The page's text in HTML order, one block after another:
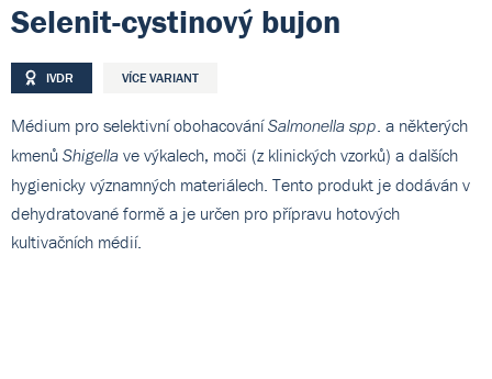
Selenit-cystinový bujon
IVDR VÍCE VARIANT
Médium pro selektivní obohacováníSalmonella spp. a některých
kmenů Shigella ve výkalech, moči (z klinických vzorků) a dalších
hygienicky významných materiálech. Tento produkt je dodáván v
dehydratované formě a je určen pro přípravu hotových
kultivačních médií.